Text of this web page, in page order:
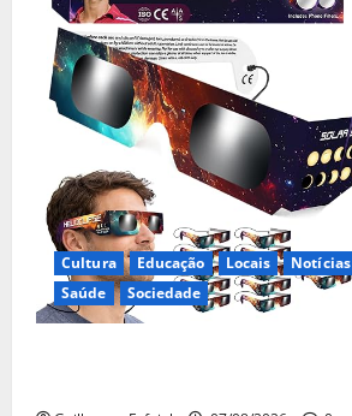
Cultura Educação Locais Notícias
Saúde
Sociedade